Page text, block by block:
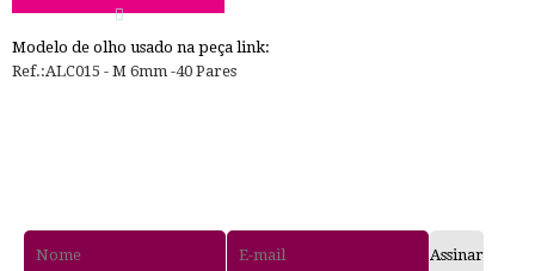
Modelo de olho usado na peça link:
Ref.:ALC015 - M 6mm -40 Pares
Assinar